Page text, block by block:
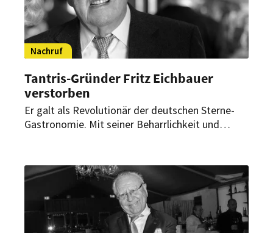
Nachruf
Tantris-Gründer Fritz Eichbauer
verstorben
Er galt als Revolutionär der deutschen Sterne-
Gastronomie. Mit seiner Beharrlichkeit und
Visionär und Bauunternehmer gestorben.